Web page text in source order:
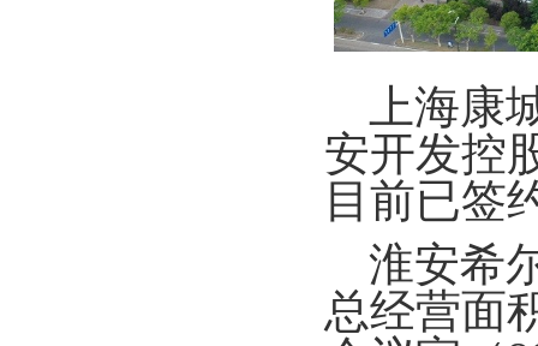
上海康
安开发控
目前已签
淮安希
总经营面